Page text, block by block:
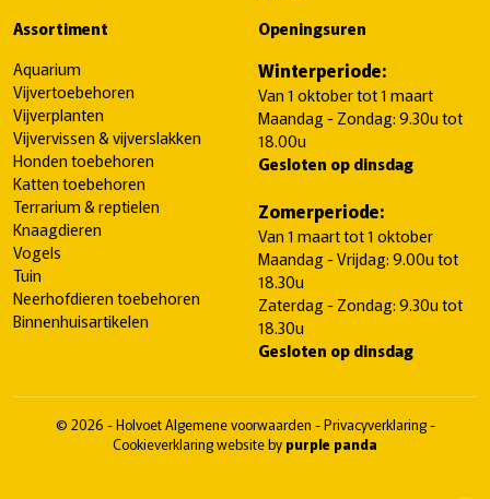
Assortiment
Aquarium
Vijvertoebehoren
Vijverplanten
Vijvervissen & vijverslakken
Honden toebehoren
Katten toebehoren
Terrarium & reptielen
Knaagdieren
Vogels
Tuin
Neerhofdieren toebehoren
Binnenhuisartikelen
Openingsuren
Winterperiode:
Van 1 oktober tot 1 maart
Maandag - Zondag: 9.30u tot
18.00u
Gesloten op dinsdag
Zomerperiode:
Van 1 maart tot 1 oktober
Maandag - Vrijdag: 9.00u tot
18.30u
Zaterdag - Zondag: 9.30u tot
18.30u
Gesloten op dinsdag
© 2026 - HolvoetAlgemene voorwaarden -Privacyverklaring-
Cookieverklaringwebsite by purple panda